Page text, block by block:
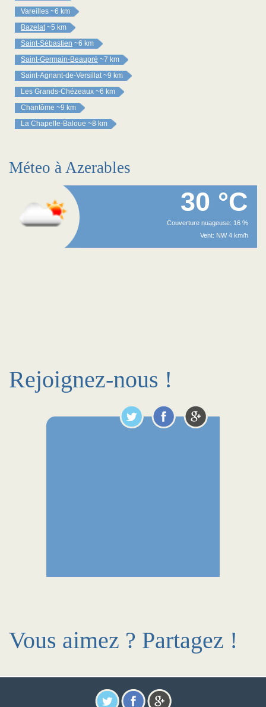
Vareilles ~6 km
Bazelat ~5 km
Saint-Sébastien ~6 km
Saint-Germain-Beaupré ~7 km
Saint-Agnant-de-Versillat ~9 km
Les Grands-Chézeaux ~6 km
Chantôme ~9 km
La Chapelle-Baloue ~8 km
Méteo à Azerables
30 °C
Couverture nuageuse: 16 %
Vent: NW 4 km/h
Rejoignez-nous !
Vous aimez ? Partagez !